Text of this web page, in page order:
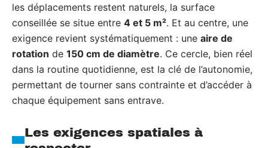
les déplacements restent naturels, la surface
conseillée se situe entre 4 et 5 m². Et au centre, une
exigence revient systématiquement : une aire de
rotation de 150 cm de diamètre. Ce cercle, bien réel
dans la routine quotidienne, est la clé de l’autonomie,
permettant de tourner sans contrainte et d’accéder à
chaque équipement sans entrave.
Les exigences spatiales à